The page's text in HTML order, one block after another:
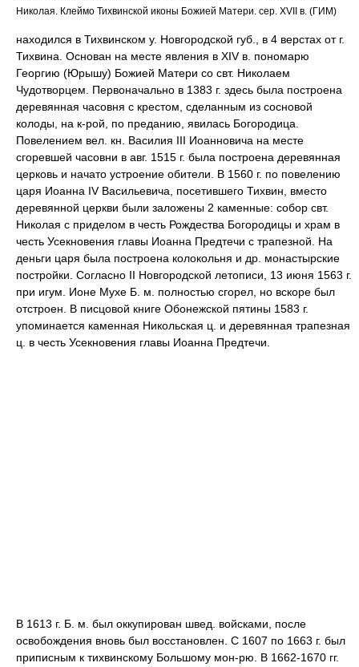
Николая. Клеймо Тихвинской иконы Божией Матери. сер. XVII в. (ГИМ)
находился в Тихвинском у. Новгородской губ., в 4 верстах от г.
Тихвина. Основан на месте явления в XIV в. пономарю
Георгию (Юрышу) Божией Матери со свт. Николаем
Чудотворцем. Первоначально в 1383 г. здесь была построена
деревянная часовня с крестом, сделанным из сосновой
колоды, на к-рой, по преданию, явилась Богородица.
Повелением вел. кн. Василия III Иоанновича на месте
сгоревшей часовни в авг. 1515 г. была построена деревянная
церковь и начато устроение обители. В 1560 г. по повелению
царя Иоанна IV Васильевича, посетившего Тихвин, вместо
деревянной церкви были заложены 2 каменные: собор свт.
Николая с приделом в честь Рождества Богородицы и храм в
честь Усекновения главы Иоанна Предтечи с трапезной. На
деньги царя была построена колокольня и др. монастырские
постройки. Согласно II Новгородской летописи, 13 июня 1563 г.
при игум. Ионе Мухе Б. м. полностью сгорел, но вскоре был
отстроен. В писцовой книге Обонежской пятины 1583 г.
упоминается каменная Никольская ц. и деревянная трапезная
ц. в честь Усекновения главы Иоанна Предтечи.
В 1613 г. Б. м. был оккупирован швед. войсками, после
освобождения вновь был восстановлен. С 1607 по 1663 г. был
приписным к тихвинскому Большому мон-рю. В 1662-1670 гг.